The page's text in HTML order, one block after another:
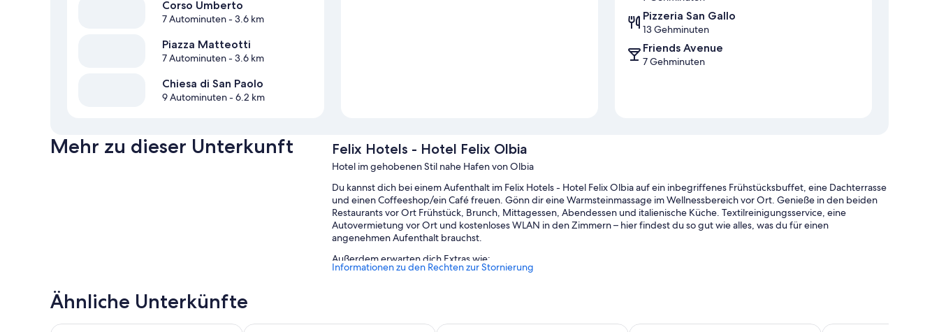
Corso Umberto
7 Autominuten- 3.6 km
Piazza Matteotti
7 Autominuten- 3.6 km
Chiesa di San Paolo
9 Autominuten- 6.2 km
Pizzeria San Gallo
13 Gehminuten
Friends Avenue
7 Gehminuten
Mehr zu dieser Unterkunft Felix Hotels - Hotel Felix Olbia
Hotel im gehobenen Stil nahe Hafen von Olbia
Du kannst dich bei einem Aufenthalt im Felix Hotels - Hotel Felix Olbia auf ein inbegriffenes Frühstücksbuffet, eine Dachterrasse
und einen Coffeeshop/ein Café freuen. Gönn dir eine Warmsteinmassage im Wellnessbereich vor Ort. Genieße in den beiden
Restaurants vor Ort Frühstück, Brunch, Mittagessen, Abendessen und italienische Küche. Textilreinigungsservice, eine
Autovermietung vor Ort und kostenloses WLAN in den Zimmern – hier findest du so gut wie alles, was du für einen
angenehmen Aufenthalt brauchst.
Außerdem erwarten dich Extras wie:
Informationen zu den Rechten zur Stornierung
Ähnliche Unterkünfte